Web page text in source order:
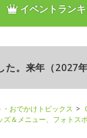
イベントラン
。来年（2027
おでかけトピックス
＆メニュー、フォトス